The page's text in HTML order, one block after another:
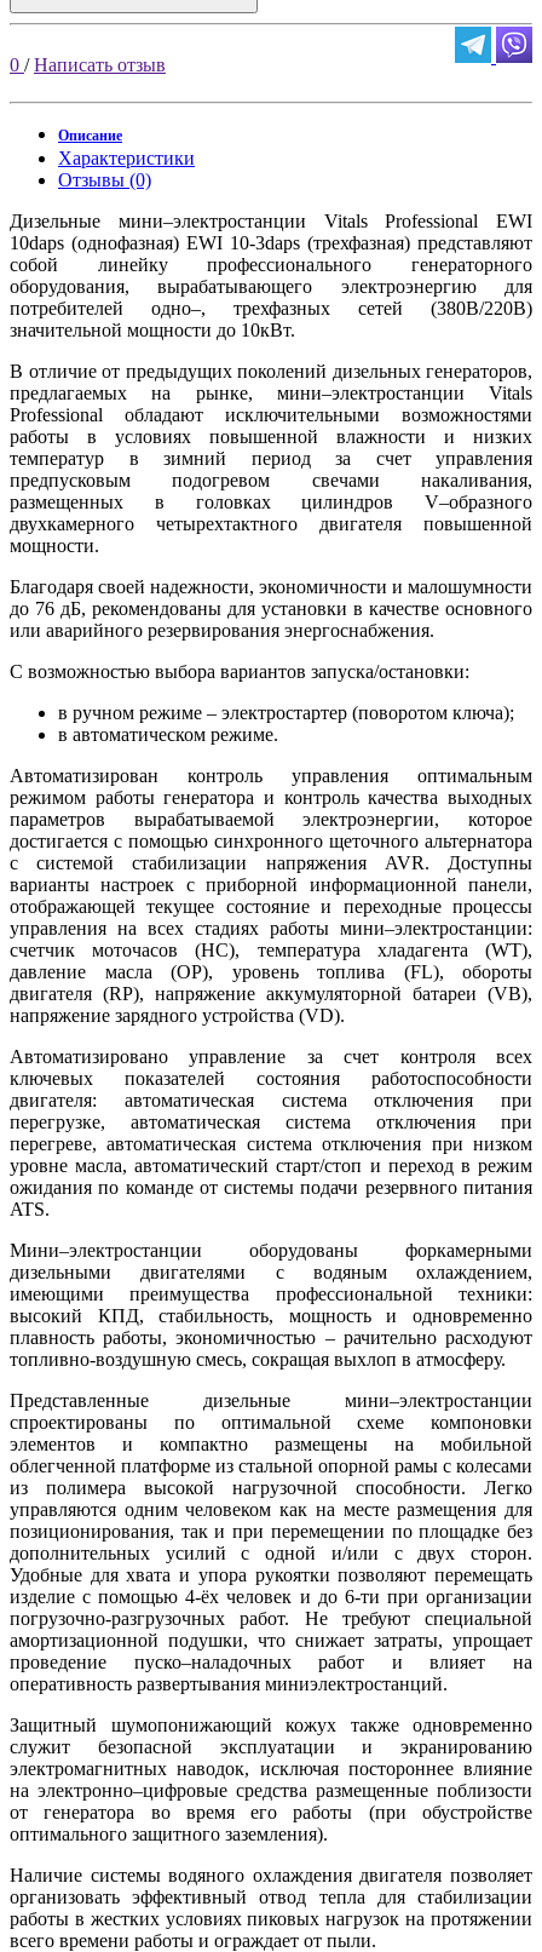
0 /Написать отзыв
Описание
Характеристики
Отзывы (0)
Дизельные мини‒электростанции Vitals Professional EWI
10daps (однофазная) EWI 10-3daps (трехфазная) представляют
собой линейку профессионального генераторного
оборудования, вырабатывающего электроэнергию для
потребителей одно‒, трехфазных сетей (380В/220В)
значительной мощности до 10кВт.
В отличие от предыдущих поколений дизельных генераторов,
предлагаемых на рынке, мини‒электростанции Vitals
Professional обладают исключительными возможностями
работы в условиях повышенной влажности и низких
температур в зимний период за счет управления
предпусковым подогревом свечами накаливания,
размещенных в головках цилиндров V‒образного
двухкамерного четырехтактного двигателя повышенной
мощности.
Благодаря своей надежности, экономичности и малошумности
до 76 дБ, рекомендованы для установки в качестве основного
или аварийного резервирования энергоснабжения.
С возможностью выбора вариантов запуска/остановки:
в ручном режиме ‒ электростартер (поворотом ключа);
в автоматическом режиме.
Автоматизирован контроль управления оптимальным
режимом работы генератора и контроль качества выходных
параметров вырабатываемой электроэнергии, которое
достигается с помощью синхронного щеточного альтернатора
с системой стабилизации напряжения AVR. Доступны
варианты настроек с приборной информационной панели,
отображающей текущее состояние и переходные процессы
управления на всех стадиях работы мини‒электростанции:
счетчик моточасов (HC), температура хладагента (WT),
давление масла (OP), уровень топлива (FL), обороты
двигателя (RP), напряжение аккумуляторной батареи (VB),
напряжение зарядного устройства (VD).
Автоматизировано управление за счет контроля всех
ключевых показателей состояния работоспособности
двигателя: автоматическая система отключения при
перегрузке, автоматическая система отключения при
перегреве, автоматическая система отключения при низком
уровне масла, автоматический старт/стоп и переход в режим
ожидания по команде от системы подачи резервного питания
ATS.
Мини‒электростанции оборудованы форкамерными
дизельными двигателями с водяным охлаждением,
имеющими преимущества профессиональной техники:
высокий КПД, стабильность, мощность и одновременно
плавность работы, экономичностью – рачительно расходуют
топливно-воздушную смесь, сокращая выхлоп в атмосферу.
Представленные дизельные мини‒электростанции
спроектированы по оптимальной схеме компоновки
элементов и компактно размещены на мобильной
облегченной платформе из стальной опорной рамы с колесами
из полимера высокой нагрузочной способности. Легко
управляются одним человеком как на месте размещения для
позиционирования, так и при перемещении по площадке без
дополнительных усилий с одной и/или с двух сторон.
Удобные для хвата и упора рукоятки позволяют перемещать
изделие с помощью 4-ёх человек и до 6-ти при организации
погрузочно-разгрузочных работ. Не требуют специальной
амортизационной подушки, что снижает затраты, упрощает
проведение пуско‒наладочных работ и влияет на
оперативность развертывания миниэлектростанций.
Защитный шумопонижающий кожух также одновременно
служит безопасной эксплуатации и экранированию
электромагнитных наводок, исключая постороннее влияние
на электронно‒цифровые средства размещенные поблизости
от генератора во время его работы (при обустройстве
оптимального защитного заземления).
Наличие системы водяного охлаждения двигателя позволяет
организовать эффективный отвод тепла для стабилизации
работы в жестких условиях пиковых нагрузок на протяжении
всего времени работы и ограждает от пыли.